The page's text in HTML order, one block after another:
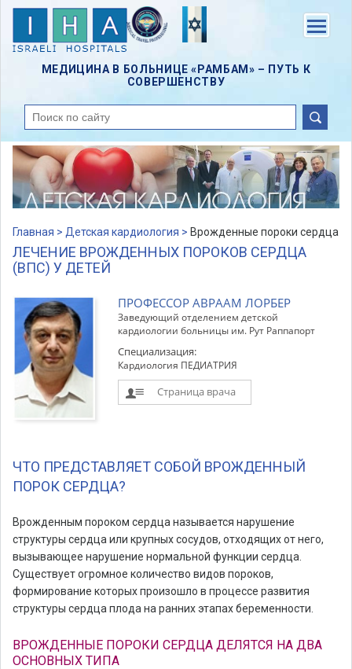
Skip
content
МЕДИЦИНА В БОЛЬНИЦЕ «РАМБАМ» – ПУТЬ К
СОВЕРШЕНСТВУ
поиск
Главная > Детская кардиология > Врожденные пороки сердца
ЛЕЧЕНИЕ ВРОЖДЕННЫХ ПОРОКОВ СЕРДЦА
(ВПС) У ДЕТЕЙ
ПРОФЕССОР АВРААМ ЛОРБЕР
Заведующий отделением детской
кардиологии больницы им. Рут Раппапорт
Специализация:
Кардиология ПЕДИАТРИЯ
Страница врача
ЧТО ПРЕДСТАВЛЯЕТ СОБОЙ ВРОЖДЕННЫЙ
ПОРОК СЕРДЦА?
Врожденным пороком сердца называется нарушение
структуры сердца или крупных сосудов, отходящих от него,
вызывающее нарушение нормальной функции сердца.
Существует огромное количество видов пороков,
формирование которых произошло в процессе развития
структуры сердца плода на ранних этапах беременности.
ВРОЖДЕННЫЕ ПОРОКИ СЕРДЦА ДЕЛЯТСЯ НА ДВА
ОСНОВНЫХ ТИПА